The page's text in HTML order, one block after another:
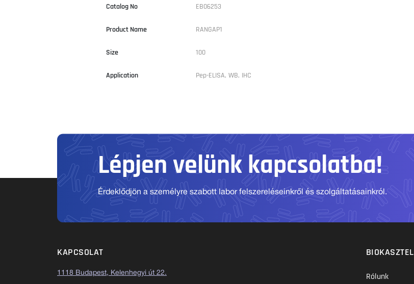
Catalog No EB06253
Product Name RANGAP1
Size 100
Application Pep-ELISA, WB, IHC
Lépjen velünk kapcsolatba!
Érdeklődjön a személyre szabott labor felszereléseinkről és szolgáltatásainkról.
KAPCSOLAT
1118 Budapest, Kelenhegyi út 22.
BIOKASZTEL
Rólunk